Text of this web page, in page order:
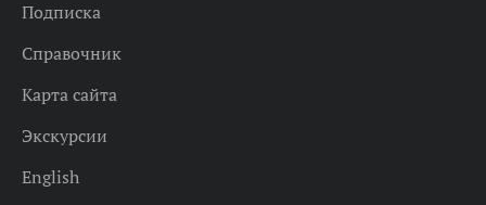
Подписка
Справочник
Карта сайта
Экскурсии
English